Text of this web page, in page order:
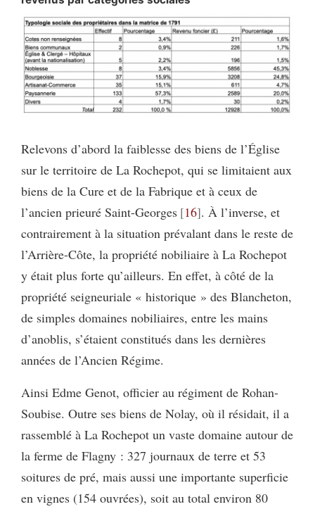
Relevons d’abord la faiblesse des biens de l’Église
sur le territoire de La Rochepot, qui se limitaient aux
biens de la Cure et de la Fabrique et à ceux de
l’ancien prieuré Saint-Georges 16 . À l’inverse, et
contrairement à la situation prévalant dans le reste de
l’Arrière-Côte, la propriété nobiliaire à La Rochepot
y était plus forte qu’ailleurs. En effet, à côté de la
propriété seigneuriale « historique » des Blancheton,
de simples domaines nobiliaires, entre les mains
d’anoblis, s’étaient constitués dans les dernières
années de l’Ancien Régime.
Ainsi Edme Genot, officier au régiment de Rohan-
Soubise. Outre ses biens de Nolay, où il résidait, il a
rassemblé à La Rochepot un vaste domaine autour de
la ferme de Flagny : 327 journaux de terre et 53
soitures de pré, mais aussi une importante superficie
en vignes (154 ouvrées), soit au total environ 80